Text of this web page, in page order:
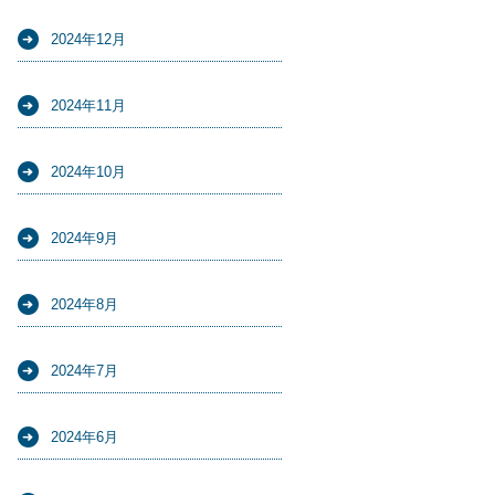
2024年12月
2024年11月
2024年10月
2024年9月
2024年8月
2024年7月
2024年6月